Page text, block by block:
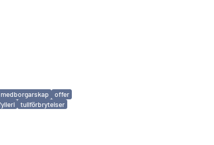
medborgarskap
offer
tullförbrytelser